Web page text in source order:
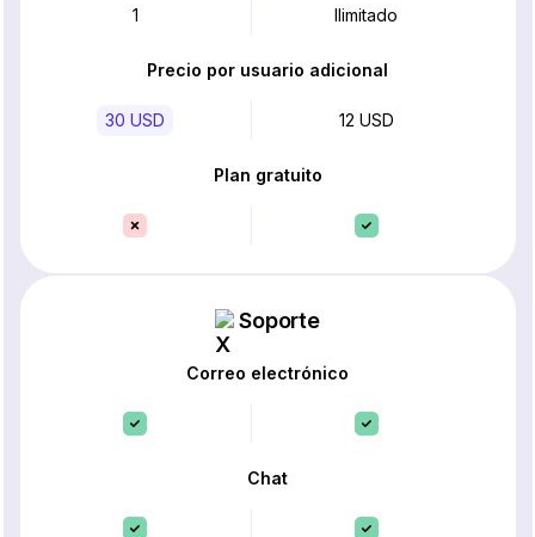
1 Ilimitado
Precio por usuario adicional
30 USD 12 USD
Plan gratuito
Soporte
Correo electrónico
Chat